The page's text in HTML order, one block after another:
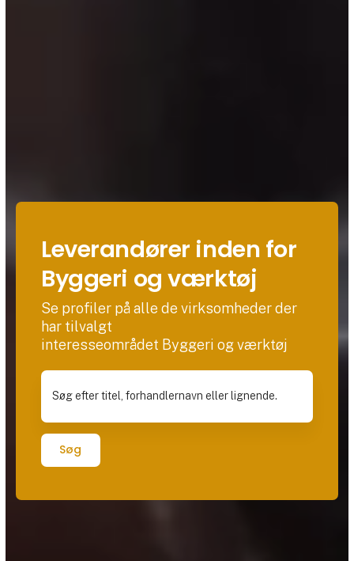
Leverandører inden for
Byggeri og værktøj
Se profiler på alle de virksomheder der
har tilvalgt
interesseområdet Byggeri og værktøj
Søg efter titel, forhandlernavn eller lignende.
Søg